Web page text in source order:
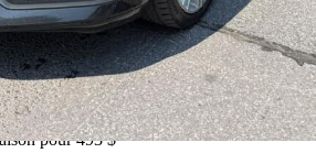
Affaire
QC
pour 493 $